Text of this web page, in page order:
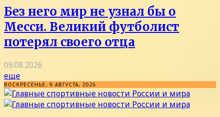
Без него мир не узнал бы о
Месси. Великий футболист
потерял своего отца
09.08.2026
еще
ВОСКРЕСЕНЬЕ, 9 АВГУСТА, 2026